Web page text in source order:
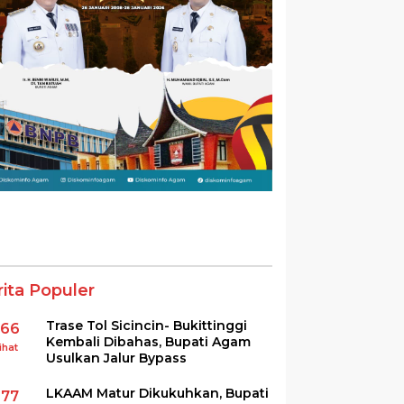
Populer
Trase Tol Sicincin- Bukittinggi
Kembali Dibahas, Bupati Agam
Usulkan Jalur Bypass
LKAAM Matur Dikukuhkan, Bupati